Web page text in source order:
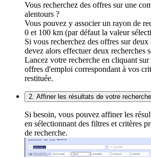
Vous recherchez des offres sur une
alentours ?
Vous pouvez y associer un rayon de
0 et 100 km (par défaut la valeur
Si vous recherchez des offres sur deux
devez alors effectuer deux recherches
Lancez votre recherche en cliquant
offres d'emploi correspondant à vos
restituée.
2. Affiner les résultats de votre recherche
Si besoin, vous pouvez affiner les
en sélectionnant des filtres et critères
de recherche.